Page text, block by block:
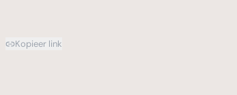
Kopieer link